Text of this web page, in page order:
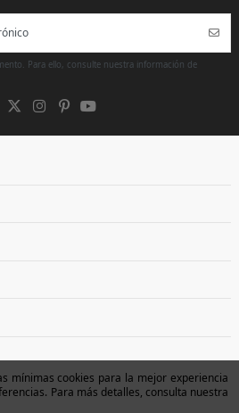
Para ello, consulte nuestra información de
mínimas cookies para la mejor experiencia
Para más detalles, consulta nuestra